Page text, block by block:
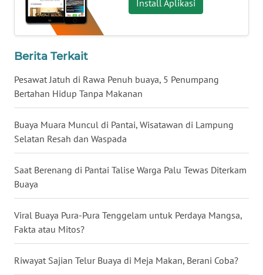
Install Aplikasi
Berita Terkait
Pesawat Jatuh di Rawa Penuh buaya, 5 Penumpang
Bertahan Hidup Tanpa Makanan
Buaya Muara Muncul di Pantai, Wisatawan di Lampung
Selatan Resah dan Waspada
Saat Berenang di Pantai Talise Warga Palu Tewas Diterkam
Buaya
Viral Buaya Pura-Pura Tenggelam untuk Perdaya Mangsa,
Fakta atau Mitos?
Riwayat Sajian Telur Buaya di Meja Makan, Berani Coba?
NUSANTARA
WN
JOGJA
WN
JATIM
WN
BALI
WN
KALBAR
WN
KALTENG
WN
KALTARA